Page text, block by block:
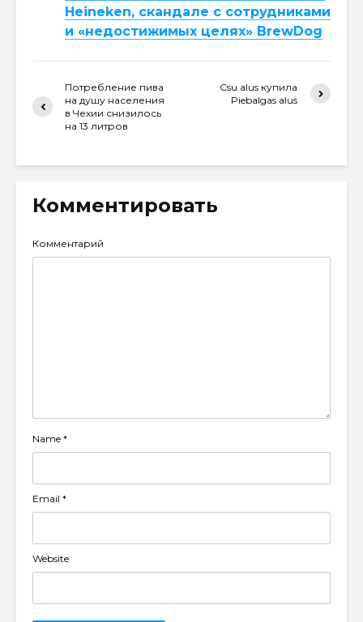
Heineken, скандале с сотрудниками
и «недостижимых целях» BrewDog
Потребление пива
на душу населения
в Чехии снизилось
на 13 литров
Csu alus купила
Piebalgas alus
Комментировать
Комментарий
Name *
Email *
Website